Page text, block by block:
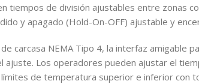
tiempos de división ajustables entre zonas
y apagado (Hold-On-OFF) ajustable y
carcasa NEMA Tipo 4, la interfaz amigable
ajuste. Los operadores pueden ajustar el
de temperatura superior e inferior con